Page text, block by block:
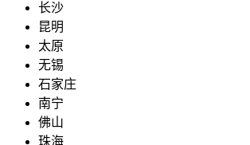
长沙
昆明
太原
无锡
石家庄
南宁
佛山
珠海